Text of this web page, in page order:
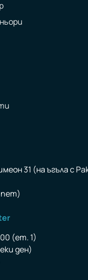
31 (на ъгъла с
пет)
(ет. 1)
ден)